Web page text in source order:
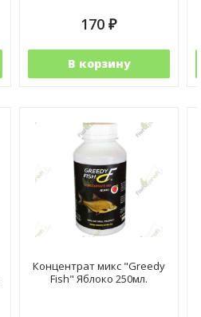
170 ₽
В корзину
Концентрат микс "Greedy
Fish" Яблоко 250мл.